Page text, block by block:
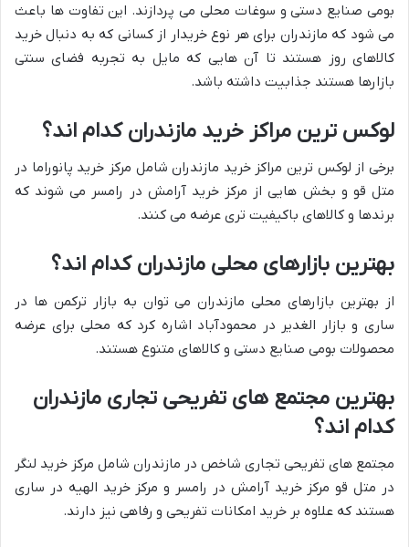
بومی صنایع دستی و سوغات محلی می پردازند. این تفاوت ها باعث
می شود که مازندران برای هر نوع خریدار از کسانی که به دنبال خرید
کالاهای روز هستند تا آن هایی که مایل به تجربه فضای سنتی
بازارها هستند جذابیت داشته باشد.
لوکس ترین مراکز خرید مازندران کدام اند؟
برخی از لوکس ترین مراکز خرید مازندران شامل مرکز خرید پانوراما در
متل قو و بخش هایی از مرکز خرید آرامش در رامسر می شوند که
برندها و کالاهای باکیفیت تری عرضه می کنند.
بهترین بازارهای محلی مازندران کدام اند؟
از بهترین بازارهای محلی مازندران می توان به بازار ترکمن ها در
ساری و بازار الغدیر در محمودآباد اشاره کرد که محلی برای عرضه
محصولات بومی صنایع دستی و کالاهای متنوع هستند.
بهترین مجتمع های تفریحی تجاری مازندران
کدام اند؟
مجتمع های تفریحی تجاری شاخص در مازندران شامل مرکز خرید لنگر
در متل قو مرکز خرید آرامش در رامسر و مرکز خرید الهیه در ساری
هستند که علاوه بر خرید امکانات تفریحی و رفاهی نیز دارند.